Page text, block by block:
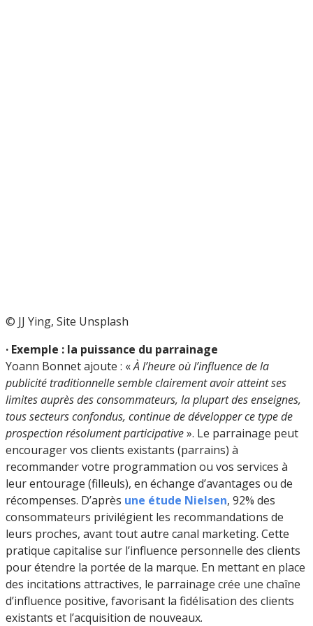
© JJ Ying, Site Unsplash
· Exemple : la puissance du parrainage
Yoann Bonnet ajoute : «À l’heure où l’influence de la
publicité traditionnelle semble clairement avoir atteint ses
limites auprès des consommateurs, la plupart des enseignes,
tous secteurs confondus, continue de développer ce type de
prospection résolument participative». Le parrainage peut
encourager vos clients existants (parrains) à
recommander votre programmation ou vos services à
leur entourage (filleuls), en échange d’avantages ou de
récompenses. D’après une étude Nielsen, 92% des
consommateurs privilégient les recommandations de
leurs proches, avant tout autre canal marketing. Cette
pratique capitalise sur l’influence personnelle des clients
pour étendre la portée de la marque. En mettant en place
des incitations attractives, le parrainage crée une chaîne
d’influence positive, favorisant la fidélisation des clients
existants et l’acquisition de nouveaux.